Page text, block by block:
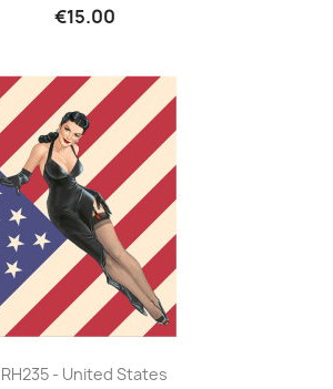
€15.00
RH235 - United States